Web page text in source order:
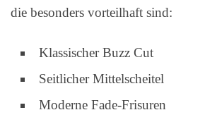
die besonders vorteilhaft sind:
Klassischer Buzz Cut
Seitlicher Mittelscheitel
Moderne Fade-Frisuren